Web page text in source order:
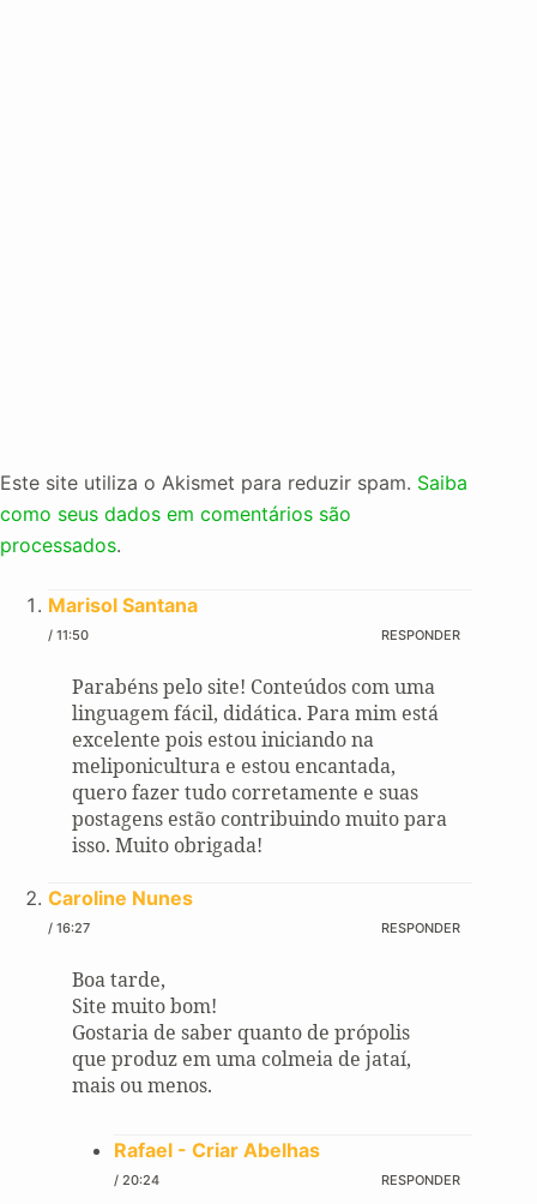
Este site utiliza o Akismet para reduzir spam. Saiba
como seus dados em comentários são
processados.
Marisol Santana
/ 11:50 RESPONDER
Parabéns pelo site! Conteúdos com uma
linguagem fácil, didática. Para mim está
excelente pois estou iniciando na
meliponicultura e estou encantada,
quero fazer tudo corretamente e suas
postagens estão contribuindo muito para
isso. Muito obrigada!
Caroline Nunes
/ 16:27 RESPONDER
Boa tarde,
Site muito bom!
Gostaria de saber quanto de própolis
que produz em uma colmeia de jataí,
mais ou menos.
Rafael - Criar Abelhas
/ 20:24 RESPONDER